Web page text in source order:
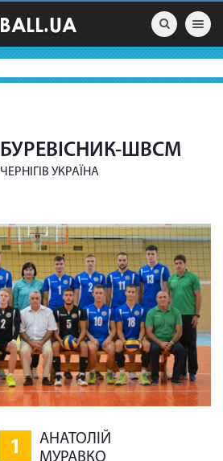
Toggle
БУРЕВІСНИК-ШВСМ
ЧЕРНІГІВ УКРАЇНА
1
АНАТОЛІЙ
МУРАВКО